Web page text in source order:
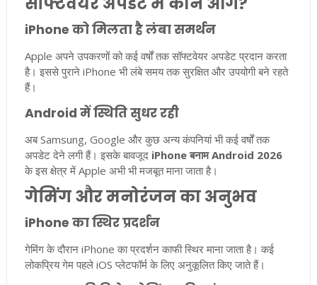
iPhone को मिलता है लंबा समर्थन
Apple अपने उपकरणों को कई वर्षों तक सॉफ्टवेयर अपडेट प्रदान करता
है। इससे पुराने iPhone भी लंबे समय तक सुरक्षित और उपयोगी बने रहते
हैं।
Android में स्थिति सुधर रही
अब Samsung, Google और कुछ अन्य कंपनियां भी कई वर्षों तक
अपडेट देने लगी हैं। इसके बावजूद iPhone बनाम Android 2026
के इस क्षेत्र में Apple अभी भी मजबूत माना जाता है।
गेमिंग और मनोरंजन का अनुभव
iPhone का स्थिर प्रदर्शन
गेमिंग के दौरान iPhone का प्रदर्शन काफी स्थिर माना जाता है। कई
लोकप्रिय गेम पहले iOS प्लेटफॉर्म के लिए अनुकूलित किए जाते हैं।